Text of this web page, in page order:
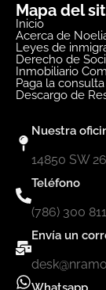
Mapa del
Inicio
Acerca de
Leyes de
Derecho de
Inmobiliario
Paga la consulta
Descargo de
Nuestra
14850 SW
Teléfono
(786) 300
Envía un